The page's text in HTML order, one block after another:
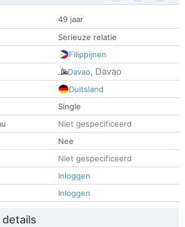
49 jaar
Serieuze relatie
Filippijnen
Davao, Davao
Duitsland
Single
Niet gespecificeerd
Nee
Niet gespecificeerd
Inloggen
Inloggen